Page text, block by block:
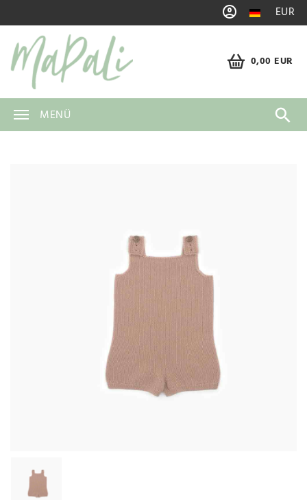
EUR
0,00 EUR
MENÜ